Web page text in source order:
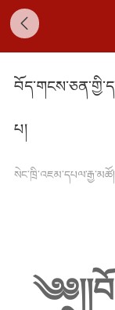
པ།
སེང་ཁྲི་འཇམ་དཔལ་རྒྱ་མཚོ།